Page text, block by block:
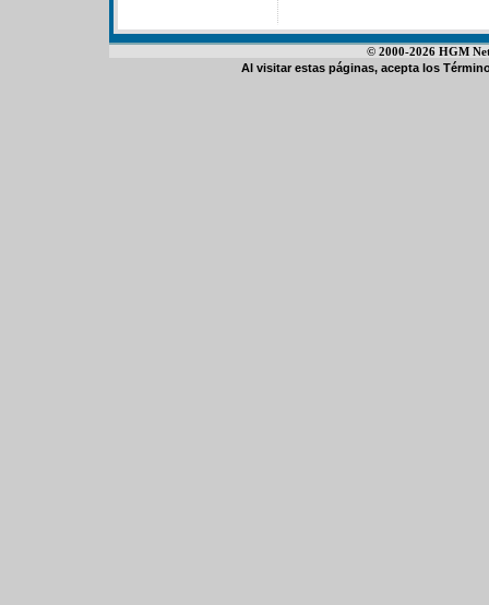
© 2000-2026 HGM
Al visitar estas páginas, acepta los